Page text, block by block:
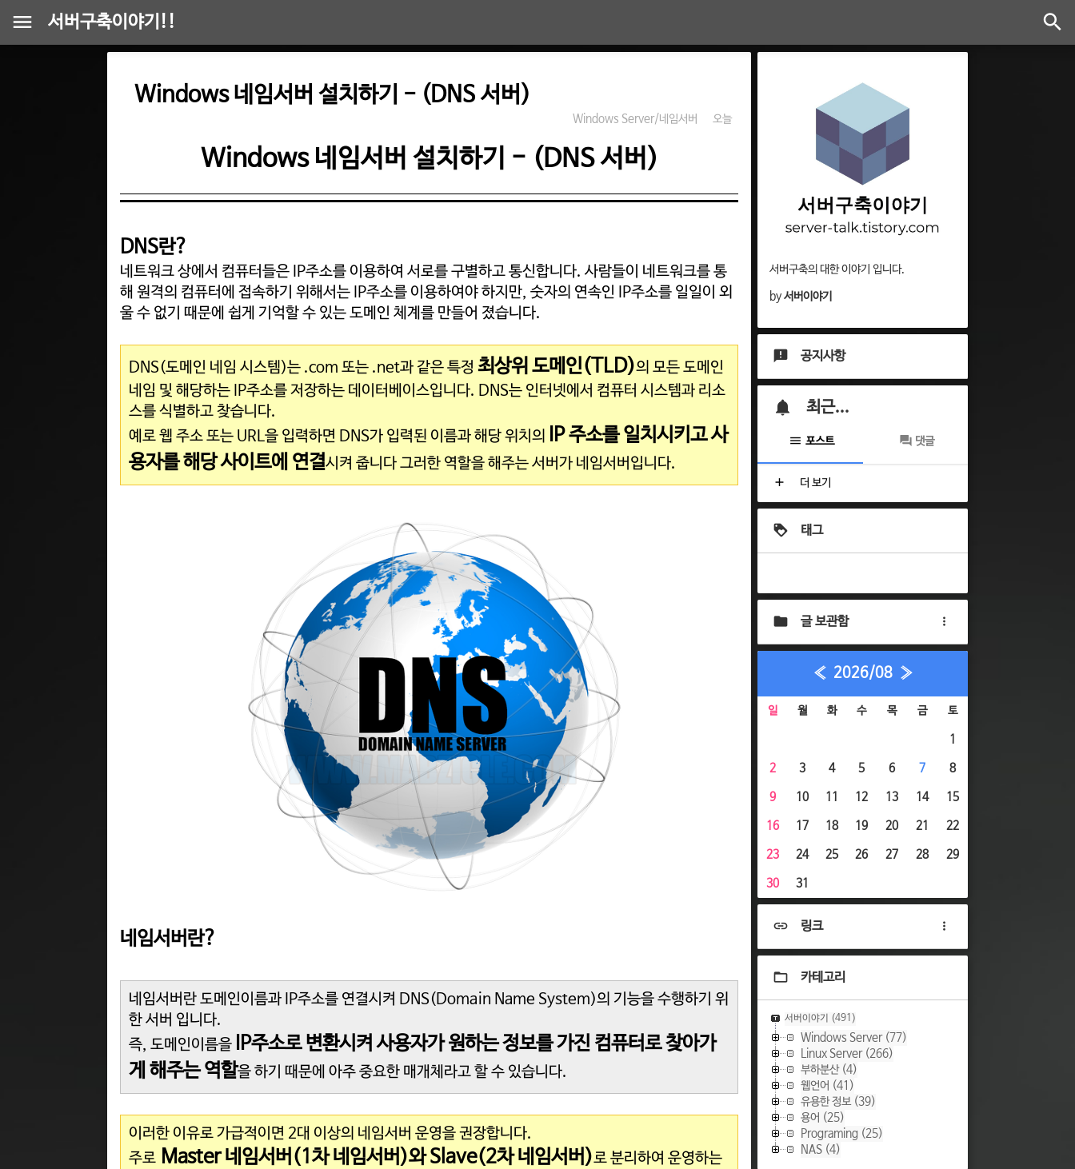
서버구축이야기!!
Windows 네임서버 설치하기 - (DNS 서버)
Windows Server/네임서버 오늘
Windows 네임서버 설치하기 - (DNS 서버)
DNS란?
네트워크 상에서 컴퓨터들은 IP주소를 이용하여 서로를 구별하고 통신합니다. 사람들이 네트워크를 통
해 원격의 컴퓨터에 접속하기 위해서는 IP주소를 이용하여야 하지만, 숫자의 연속인 IP주소를 일일이 외
울 수 없기 때문에 쉽게 기억할 수 있는 도메인 체계를 만들어 졌습니다.
DNS(도메인 네임 시스템)는 .com 또는 .net과 같은 특정 최상위 도메인(TLD)의 모든 도메인
네임 및 해당하는 IP주소를 저장하는 데이터베이스입니다. DNS는 인터넷에서 컴퓨터 시스템과 리소
스를 식별하고 찾습니다.
예로 웹 주소 또는 URL을 입력하면 DNS가 입력된 이름과 해당 위치의
IP 주소를 일치시키고 사
용자를 해당 사이트에 연결시켜 줍니다 그러한 역할을 해주는 서버가 네임서버입니다.
네임서버란?
네임서버란 도메인이름과 IP주소를 연결시켜 DNS(Domain Name System)의 기능을 수행하기 위
한 서버 입니다.
즉, 도메인이름을
IP주소로 변환시켜 사용자가 원하는 정보를 가진 컴퓨터로 찾아가
게 해주는 역할을 하기 때문에 아주 중요한 매개체라고 할 수 있습니다.
이러한 이유로 가급적이면 2대 이상의 네임서버 운영을 권장합니다.
주로 Master 네임서버(1차 네임서버 )와 Slave(2차 네임서버 )로 분리하여 운영하는
서버구축의 대한 이야기 입니다.
by서버이야기
공지사항
최근...
포스트 댓글
더 보기
태그
글 보관함
« 2026/08 »
일 월 화 수 목 금 토
1
2 3 4 5 6 7 8
9 10 11 12 13 14 15
16 17 18 19 20 21 22
23 24 25 26 27 28 29
30 31
링크
카테고리
서버이야기 (491)
Windows Server(77)
Linux Server(266)
부하분산(4)
웹언어 (41)
유용한 정보(39)
용어 (25)
Programing (25)
NAS (4)